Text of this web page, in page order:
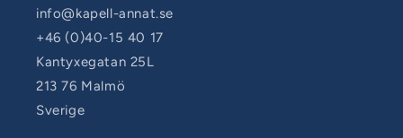
info@kapell-annat.se
+46 (0)40-15 40 17
Kantyxegatan 25L
213 76 Malmö
Sverige